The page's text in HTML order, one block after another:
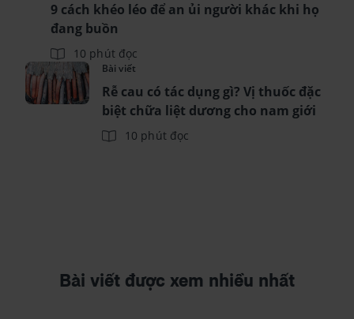
9 cách khéo léo để an ủi người khác khi họ
đang buồn
10 phút đọc
Bài viết
Rễ cau có tác dụng gì? Vị thuốc đặc
biệt chữa liệt dương cho nam giới
10 phút đọc
Bài viết được xem nhiều nhất